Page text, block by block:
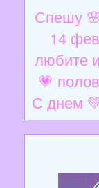
Спешу
14
любите
💗
С днем